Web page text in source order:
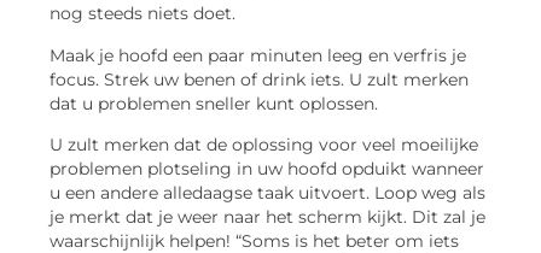
nog steeds niets doet.
Maak je hoofd een paar minuten leeg en verfris je
focus. Strek uw benen of drink iets. U zult merken
dat u problemen sneller kunt oplossen.
U zult merken dat de oplossing voor veel moeilijke
problemen plotseling in uw hoofd opduikt wanneer
u een andere alledaagse taak uitvoert. Loop weg als
je merkt dat je weer naar het scherm kijkt. Dit zal je
waarschijnlijk helpen! “Soms is het beter om iets